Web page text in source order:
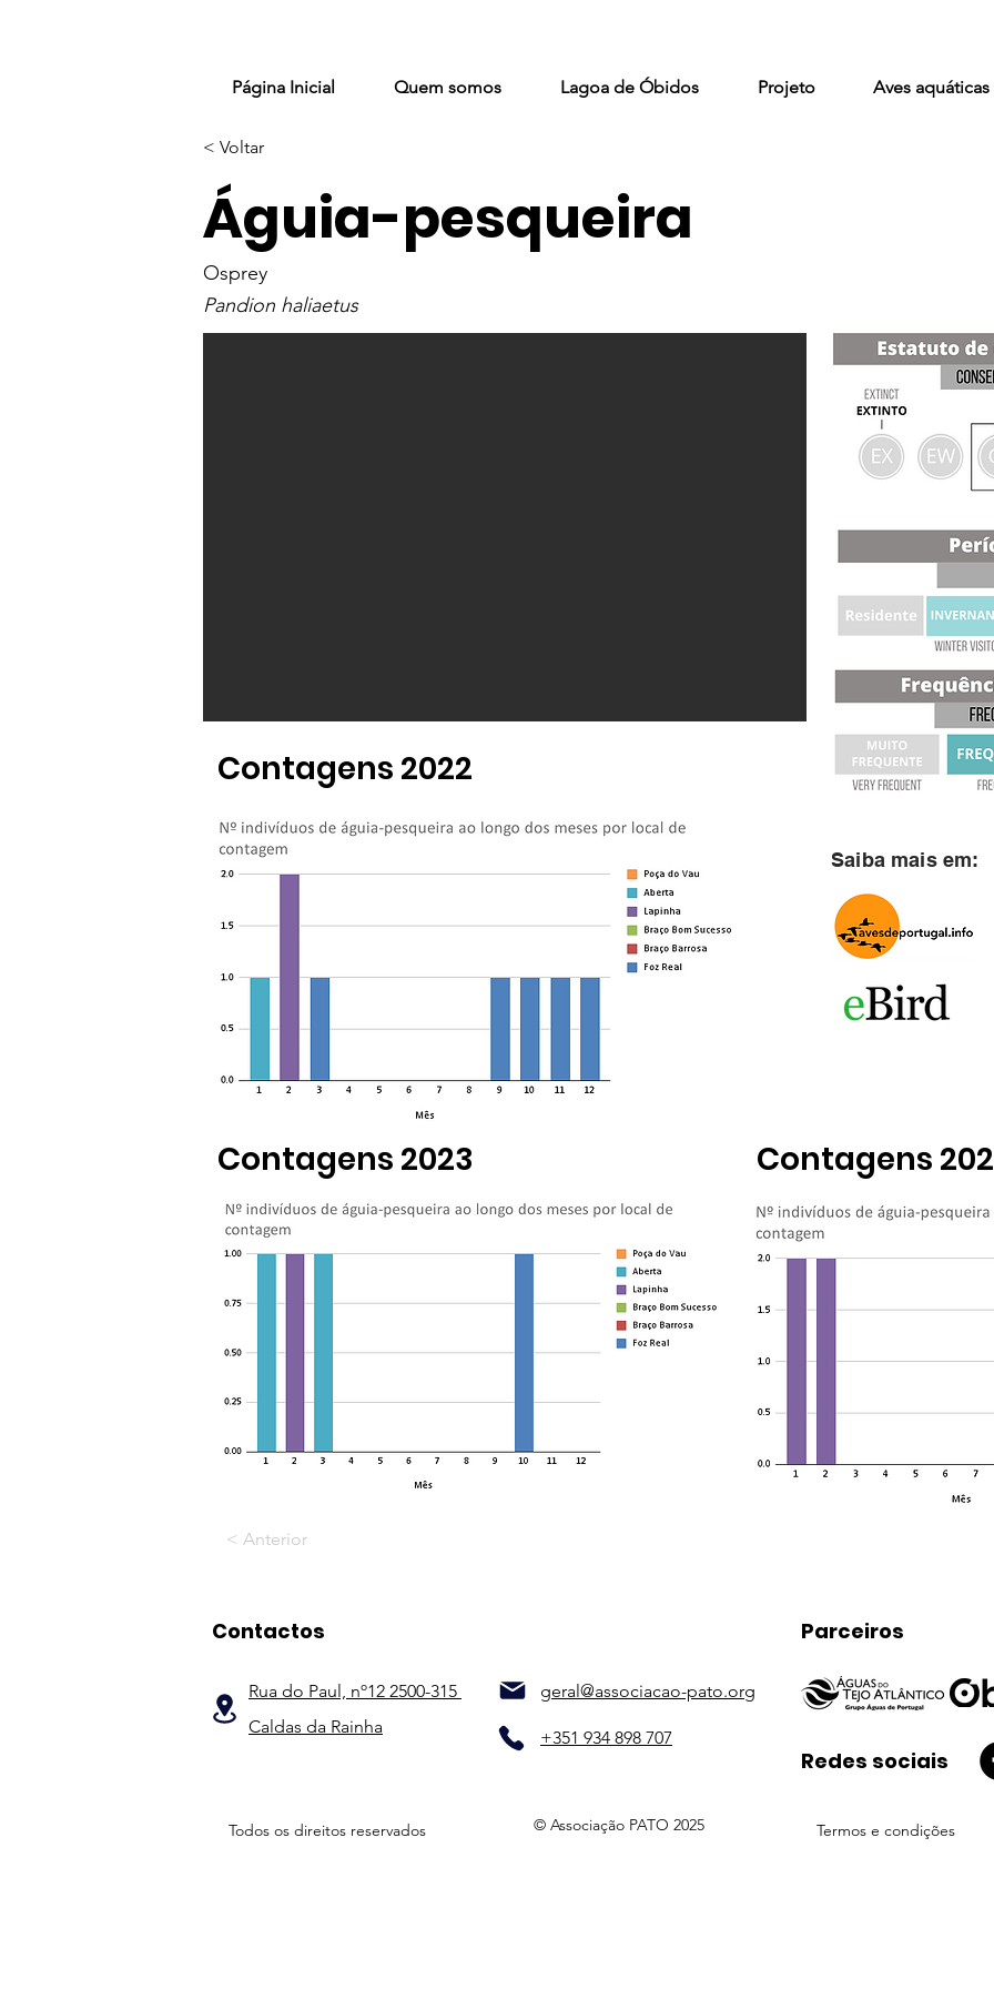
Página Inicial Quem somos Lagoa de Óbidos Projeto Aves aquáticas
< Voltar
Águia-pesqueira
Osprey
Pandion haliaetus
Contagens 2022
Saiba mais em:
Contagens 2023 Contagens
< Anterior
Contactos
Rua do Paul, nº12 2500-315
Caldas da Rainha
+351 934 898 707
geral@associacao-pato.org
Parceiros
Redes sociais
Todos os direitos reservados © Associação PATO 2025 Termos e condições